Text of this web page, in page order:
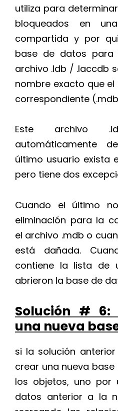
utiliza para
bloqueados en
compartida y por
base de datos para
archivo .ldb / .laccdb
nombre exacto que
correspondiente
Este archivo
automáticamente
último usuario exista
pero tiene dos
Cuando el último
eliminación para la
el archivo .mdb o
está dañada.
contiene la lista de
abrieron la base de
Solución # 6:
una nueva
si la solución
crear una nueva
los objetos, uno por
datos anterior a la